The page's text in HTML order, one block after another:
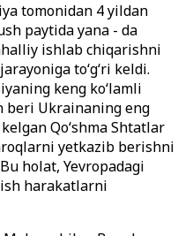
tomonidan 4 yildan
paytida yana - da
ishlab chiqarishni
to‘g‘ri keldi.
keng ko‘lamli
beri Ukrainaning eng
Qo‘shma Shtatlar
yetkazib berishni
holat, Yevropadagi
harakatlarni